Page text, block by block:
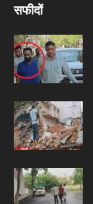
सफीदों